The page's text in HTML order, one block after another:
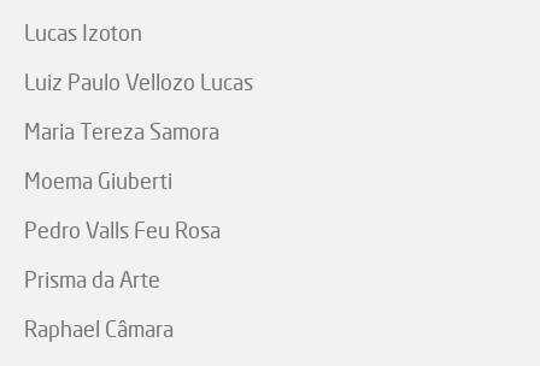
Lucas Izoton
Luiz Paulo Vellozo Lucas
Maria Tereza Samora
Moema Giuberti
Pedro Valls Feu Rosa
Prisma da Arte
Raphael Câmara